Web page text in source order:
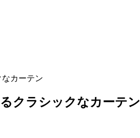
カーテン
クラシックなカーテン